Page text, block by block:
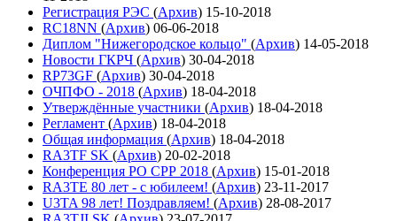
Регистрация РЭС (Архив) 15-10-2018
RC18NN (Архив) 06-06-2018
Диплом "Нижегородское кольцо" (Архив) 14-05-2018
Новости ГКРЧ (Архив) 30-04-2018
RP73GF (Архив) 30-04-2018
ОЧПФО - 2018 (Архив) 18-04-2018
Утверждённые участники (Архив) 18-04-2018
Регламент (Архив) 18-04-2018
Общая информация (Архив) 18-04-2018
RA3TF SK (Архив) 20-02-2018
Конференция РО СРР 2018 (Архив) 15-01-2018
RA3TE 80 лет - с юбилеем! (Архив) 23-11-2017
U3TA 98 лет! Поздравляем! (Архив) 28-08-2017